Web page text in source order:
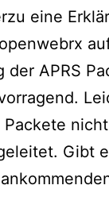
eine
der APRS
Gibt